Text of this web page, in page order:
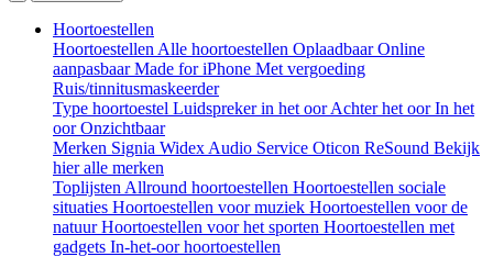
Hoortoestellen
Hoortoestellen Alle hoortoestellen OplaadbaarOnline
aanpasbaarMade for iPhone Met vergoeding
Ruis/tinnitusmaskeerder
Type hoortoestel Luidspreker in het oorAchter het oorIn het
oorOnzichtbaar
Merken Signia Widex Audio Service Oticon ReSound Bekijk
hier alle merken
Toplijsten Allround hoortoestellen Hoortoestellen sociale
situaties Hoortoestellen voor muziek Hoortoestellen voor de
natuurHoortoestellen voor het sporten Hoortoestellen met
gadgets In-het-oor hoortoestellen